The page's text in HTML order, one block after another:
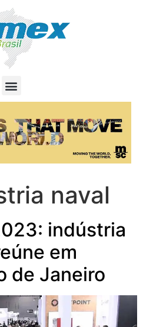
naval
indústria
em
de Janeiro